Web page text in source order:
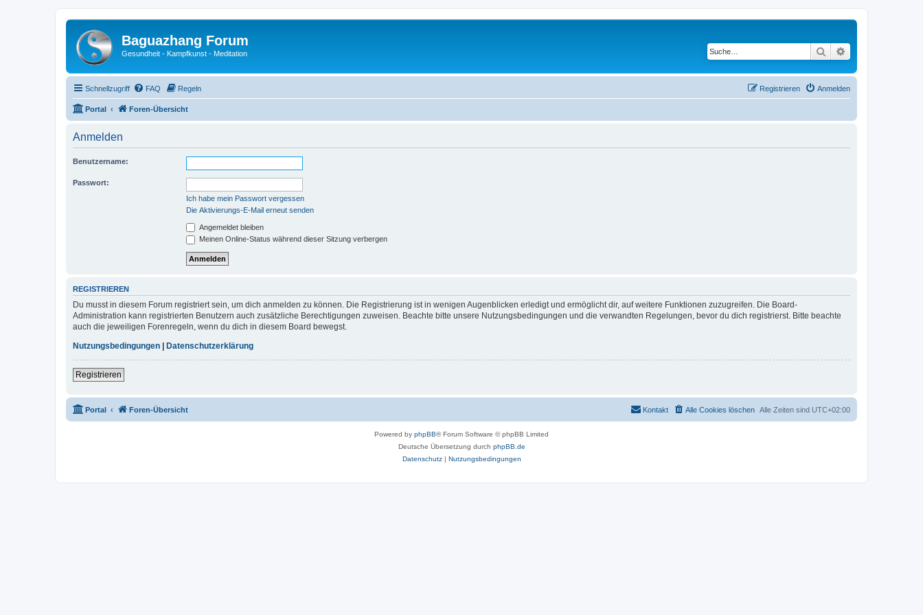
Baguazhang Forum
Gesundheit - Kampfkunst - Meditation Suche
Schnellzugriff FAQ Regeln Anmelden
Registrieren
Portal Foren-Übersicht
Anmelden
Benutzername:
Passwort:
Ich habe mein Passwort vergessen
Die Aktivierungs-E-Mail erneut senden
Angemeldet bleiben
Meinen Online-Status während dieser Sitzung verbergen
REGISTRIEREN
Du musst in diesem Forum registriert sein, um dich anmelden zu können. Die Registrierung ist in wenigen Augenblicken erledigt und ermöglicht dir, auf weitere Funktionen zuzugreifen. Die Board-
Administration kann registrierten Benutzern auch zusätzliche Berechtigungen zuweisen. Beachte bitte unsere Nutzungsbedingungen und die verwandten Regelungen, bevor du dich registrierst. Bitte beachte
auch die jeweiligen Forenregeln, wenn du dich in diesem Board bewegst.
Nutzungsbedingungen
Datenschutzerklärung
Registrieren
Portal Foren-Übersicht Alle Zeiten sind UTC+02:00
Alle Cookies löschen
Kontakt
Powered by phpBB® Forum Software © phpBB Limited
Deutsche Übersetzung durch phpBB.de
Datenschutz| Nutzungsbedingungen